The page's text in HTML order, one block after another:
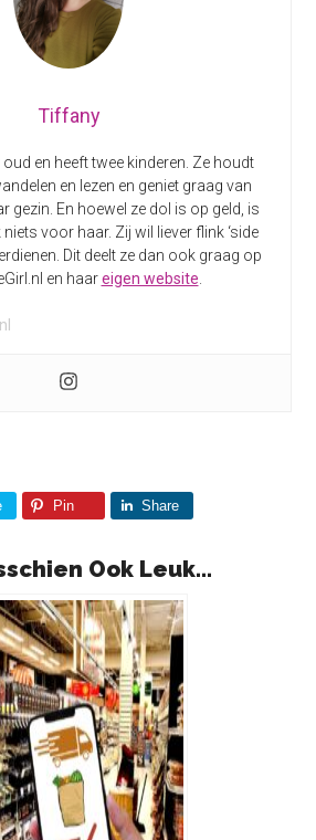
Tiffany
en heeft twee kinderen. Ze houdt
en lezen en geniet graag van
gezin. En hoewel ze dol is op geld, is
voor haar. Zij wil liever flink ‘side
Dit deelt ze dan ook graag op
en haareigen website
Pin Share
Ook Leuk...